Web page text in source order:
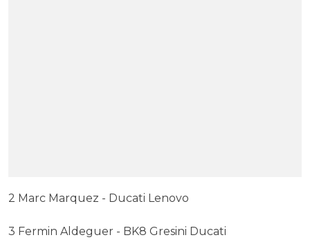
2 Marc Marquez - Ducati Lenovo
3 Fermin Aldeguer - BK8 Gresini Ducati